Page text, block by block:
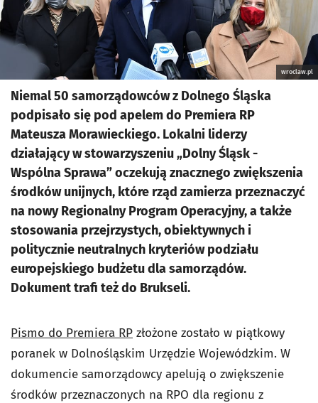
wroclaw.pl
Niemal 50 samorządowców z Dolnego Śląska
podpisało się pod apelem do Premiera RP
Mateusza Morawieckiego. Lokalni liderzy
działający w stowarzyszeniu „Dolny Śląsk -
Wspólna Sprawa” oczekują znacznego zwiększenia
środków unijnych, które rząd zamierza przeznaczyć
na nowy Regionalny Program Operacyjny, a także
stosowania przejrzystych, obiektywnych i
politycznie neutralnych kryteriów podziału
europejskiego budżetu dla samorządów.
Dokument trafi też do Brukseli.
Pismo do Premiera RP złożone zostało w piątkowy
poranek w Dolnośląskim Urzędzie Wojewódzkim. W
dokumencie samorządowcy apelują o zwiększenie
środków przeznaczonych na RPO dla regionu z